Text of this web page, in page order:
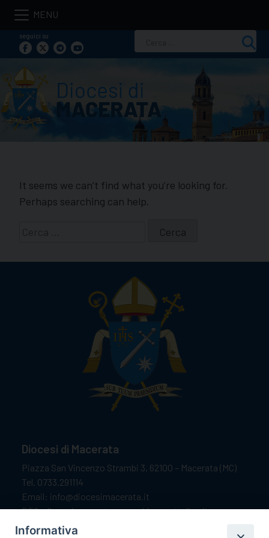
Skip
contentseguici su
per:
It seems we can’t find what you’re looking for.
Perhaps searching can help.
Diocesi di Macerata
Piazza San Vincenzo Strambi 3, 62100 – Macerata (MC)
Tel. 0733.291114
Email: info@diocesimacerata.it
PEC: diocesimacerata@pec.chiesacattolica.it
Comunicazioni urgenti WhatsApp:
Informativa